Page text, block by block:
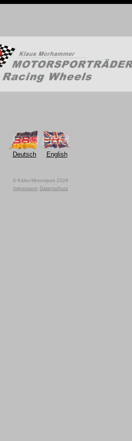
Deutsch English
© Käfer-Motorsport 2026
Impressum Datenschutz